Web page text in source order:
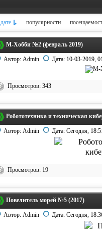
дате популярности
М-Хобби №2 (февраль 2019)
Автор: Admin Дата: 10-03-2019,
Просмотров: 343
Робототехника и техническая
Автор: Admin Дата: Сегодня,
Просмотров: 19
Повелитель морей №5 (2017)
Автор: Admin Дата: Сегодня,